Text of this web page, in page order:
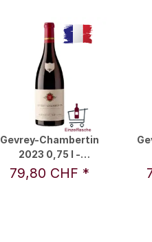
Gevrey-Chambertin
2023 0,75 l -
Remoissenet Père &
79,80 CHF *